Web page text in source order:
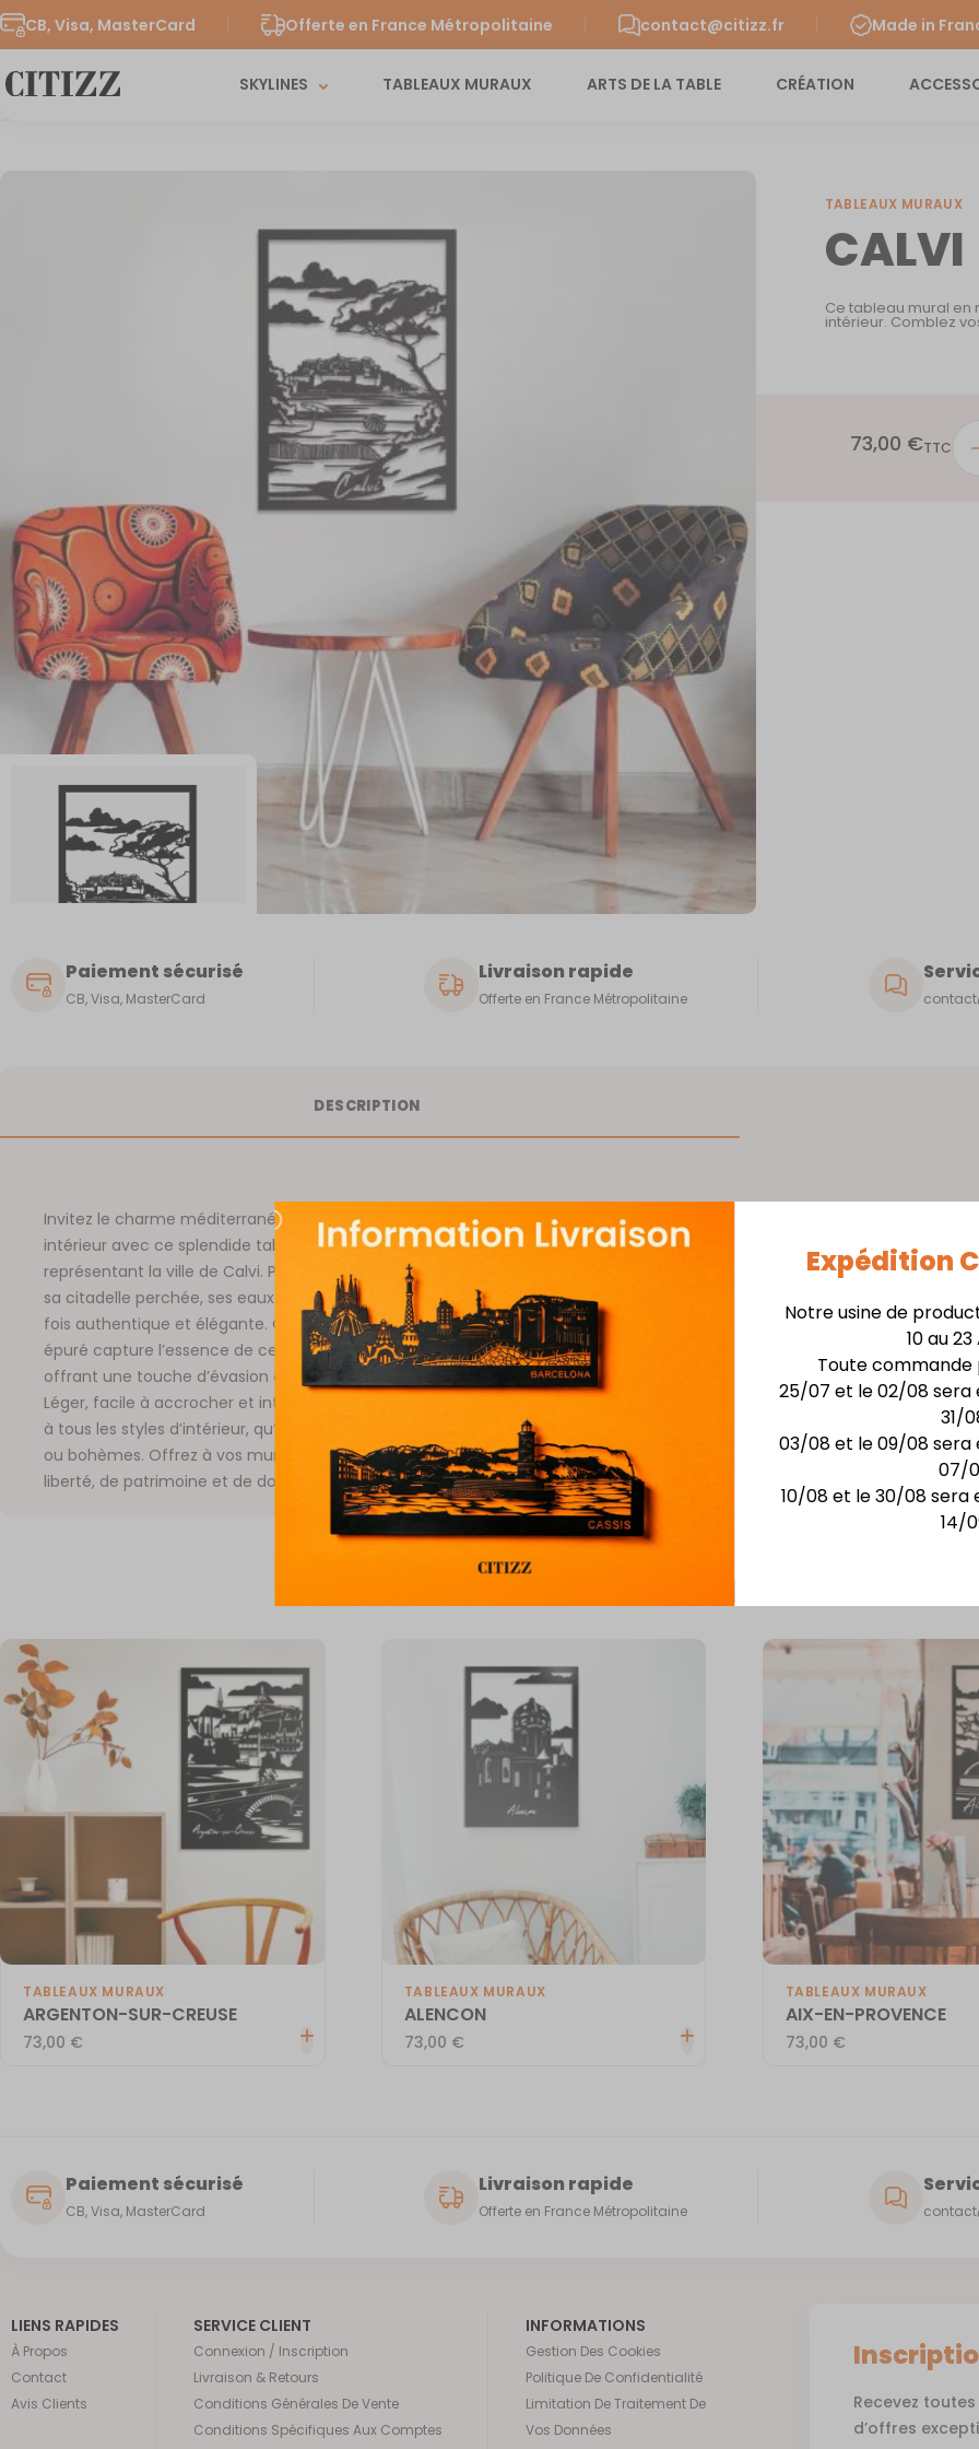
CB, Visa, MasterCard Offerte en France Métropolitaine contact@citizz.fr Made in
SKYLINES TABLEAUX MURAUX ARTS DE LA TABLE CRÉATION
Expédition
Notre usine de
10 au
Toute commande
25/07 et le 02/08 sera
31/
03/08 et le 09/08 sera
07/
10/08 et le 30/08 sera
14/
TABLEAUX MURAUX
CALVI
Ce tableau mural en
intérieur. Comblez
73,00 €TTC
Paiement sécurisé
CB, Visa, MasterCard
Livraison rapide
Offerte en France Métropolitaine
DESCRIPTION
Invitez le charme méditerranéen et l’âme corse dans votre
intérieur avec ce splendide tableau mural en métal découpé
représentant la ville de Calvi. Perle de la Balagne, Calvi séduit par
sa citadelle perchée, ses eaux turquoise et son ambiance à la
fois authentique et élégante. Ce tableau au design moderne et
épuré capture l’essence de cette ville côtière emblématique,
offrant une touche d’évasion et de soleil à votre décoration.
Léger, facile à accrocher et intemporel, il s’intègre parfaitement
à tous les styles d’intérieur, qu’ils soient contemporains, naturels
ou bohèmes. Offrez à vos murs une œuvre raffinée, symbole de
liberté, de patrimoine et de douceur de vivre corse.
Matière :Acier
Finition :Laquage noir
Installation facile avec
**Dimensions :**larg.
Vous aimerez aussi
TABLEAUX MURAUX
ARGENTON-SUR-CREUSE
73,00 €
TABLEAUX MURAUX
ALENCON
73,00 €
TABLEAUX MURAUX
AIX-EN-PROVENCE
73,00 €
Paiement sécurisé
CB, Visa, MasterCard
Livraison rapide
Offerte en France Métropolitaine
LIENS RAPIDES
À Propos
Contact
Avis Clients
SERVICE CLIENT
Connexion / Inscription
Livraison & Retours
Conditions Générales De Vente
Conditions Spécifiques Aux Comptes
INFORMATIONS
Gestion Des Cookies
Politique De Confidentialité
Limitation De Traitement De
Vos Données
Recevez
d’offres